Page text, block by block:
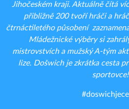
Jihočeském kraji. Aktuálně čítá
přibližně 200 tvoří hráči a
čtrnáctiletého působení
Mládežnické výběry si
mistrovstvích a mužský A-tým
lize. Došwich je zkrátka cesta
sportovce!